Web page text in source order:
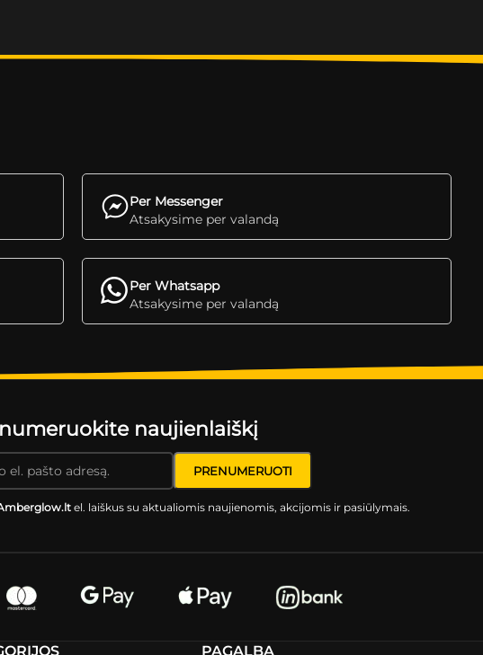
Per Messenger
Atsakysime per valandą
Per Whatsapp
Atsakysime per valandą
naujienlaiškį
el. laiškus su aktualiomis naujienomis, akcijomis ir pasiūlymais.
PAGALBA